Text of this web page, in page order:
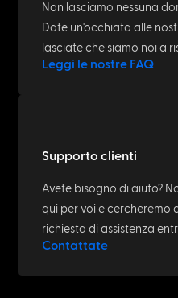
Non lasciamo nessuna
Date un'occhiata alle
lasciate che siamo noi a
Leggi le nostre FAQ
Supporto clienti
Avete bisogno di aiuto?
qui per voi e cercheremo
richiesta di assistenza
Contattate